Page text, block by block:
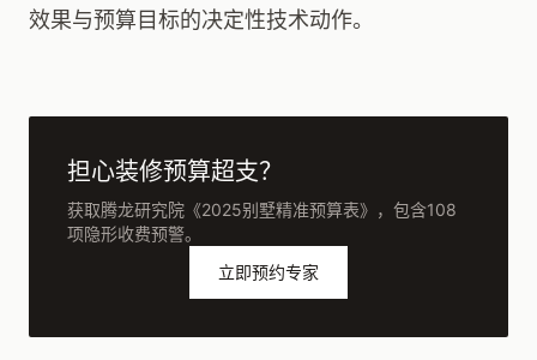
效果与预算目标的决定性技术动作。
担心装修预算超支？
获取腾龙研究院《2025别墅精准预算表》，包含108
项隐形收费预警。
立即预约专家